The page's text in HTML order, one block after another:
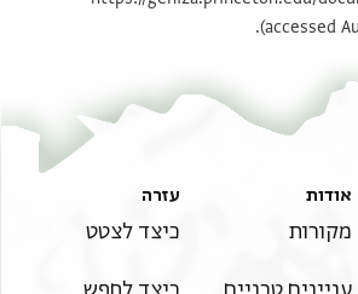
(accessed
אודות
מקורות
עזרה
כיצד לצטט